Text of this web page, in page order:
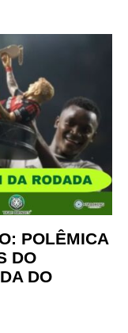
POLÊMICA
DO
DO